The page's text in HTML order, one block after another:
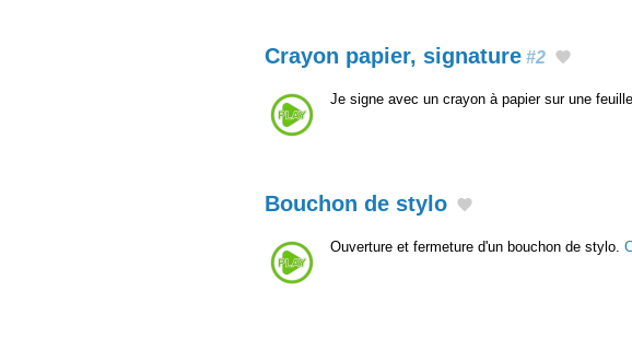
Crayon papier, signature #2
Je signe avec un crayon à papier sur une
Bouchon de stylo
Ouverture et fermeture d'un bouchon de stylo.